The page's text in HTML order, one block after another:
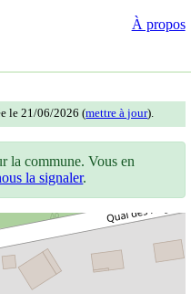
À propos
le 21/06/2026 (mettre à jour).
la commune. Vous en
la signaler.